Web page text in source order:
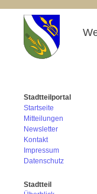
Stadtteilportal
Startseite
Mitteilungen
Newsletter
Kontakt
Impressum
Datenschutz
Stadtteil